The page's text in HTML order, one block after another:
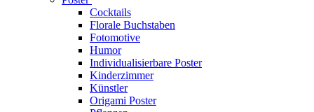
Cocktails
Florale Buchstaben
Fotomotive
Humor
Individualisierbare Poster
Kinderzimmer
Künstler
Origami Poster